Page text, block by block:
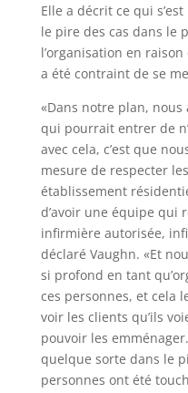
Elle a décrit ce qui
le pire des cas dans le
l’organisation en
a été contraint de se
«Dans notre plan,
qui pourrait entrer de
avec cela, c’est que
mesure de respecter
établissement
d’avoir une équipe qui
infirmière autorisée,
déclaré Vaughn. «Et
si profond en tant
ces personnes, et cela
voir les clients qu’ils
pouvoir les
quelque sorte dans le
personnes ont été